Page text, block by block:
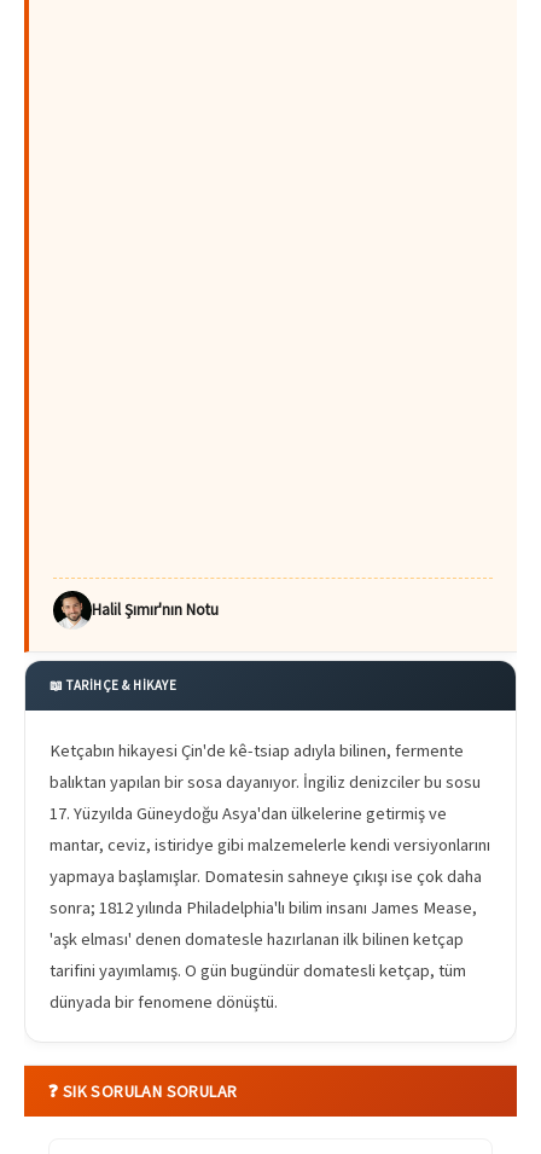
Halil Şımır'nın Notu
📖 TARİHÇE & HİKAYE
Ketçabın hikayesi Çin'de kê-tsiap adıyla bilinen, fermente
balıktan yapılan bir sosa dayanıyor. İngiliz denizciler bu sosu
17. Yüzyılda Güneydoğu Asya'dan ülkelerine getirmiş ve
mantar, ceviz, istiridye gibi malzemelerle kendi versiyonlarını
yapmaya başlamışlar. Domatesin sahneye çıkışı ise çok daha
sonra; 1812 yılında Philadelphia'lı bilim insanı James Mease,
'aşk elması' denen domatesle hazırlanan ilk bilinen ketçap
tarifini yayımlamış. O gün bugündür domatesli ketçap, tüm
dünyada bir fenomene dönüştü.
❓ SIK SORULAN SORULAR